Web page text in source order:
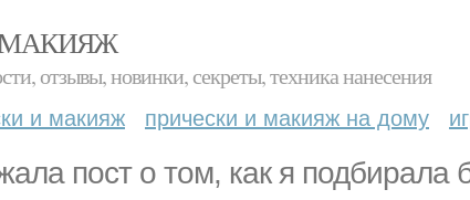
МАКИЯЖ
отзывы, новинки, секреты, техника нанесения
и макияж прически и макияж на дому
пост о том, как я подбирала